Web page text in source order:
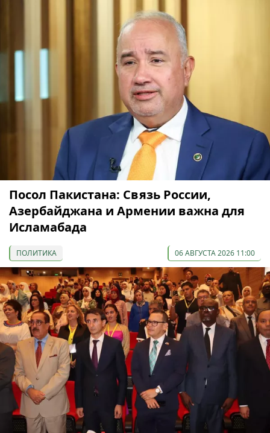
Посол Пакистана: Связь России,
Азербайджана и Армении важна для
Исламабада
ПОЛИТИКА 06 АВГУСТА 2026 11:00